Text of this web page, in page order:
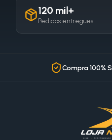
120 mil+
Pedidos entregues
Compra 100%